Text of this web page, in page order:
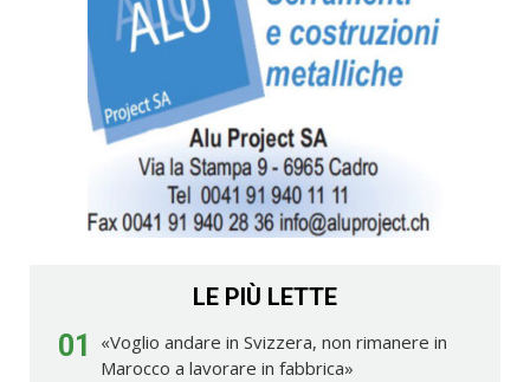
LE PIÙ LETTE
01
«Voglio andare in Svizzera, non rimanere in
Marocco a lavorare in fabbrica»